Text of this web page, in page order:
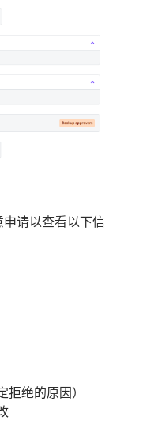
请以查看以下信
绝的原因）